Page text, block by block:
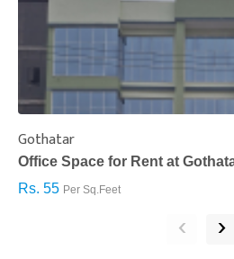
Gothatar
Office Space for Rent at
Rs. 55 Per Sq.Feet
‹ ›